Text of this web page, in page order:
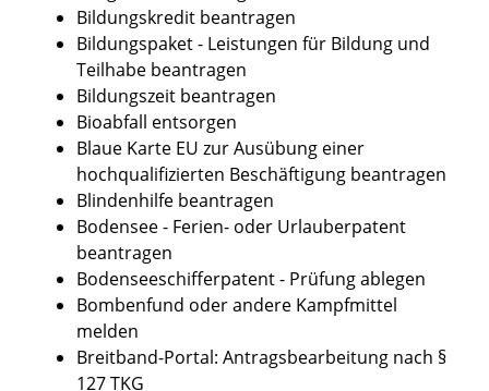
Bildungskredit beantragen
Bildungspaket - Leistungen für Bildung und
Teilhabe beantragen
Bildungszeit beantragen
Bioabfall entsorgen
Blaue Karte EU zur Ausübung einer
hochqualifizierten Beschäftigung beantragen
Blindenhilfe beantragen
Bodensee - Ferien- oder Urlauberpatent
beantragen
Bodenseeschifferpatent - Prüfung ablegen
Bombenfund oder andere Kampfmittel
melden
Breitband-Portal: Antragsbearbeitung nach §
127 TKG